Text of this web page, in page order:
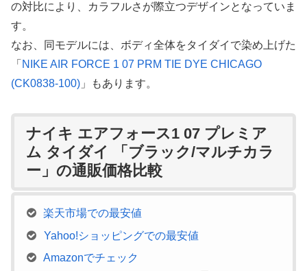
の対比により、カラフルさが際立つデザインとなっていま
す。
なお、同モデルには、ボディ全体をタイダイで染め上げた
「 NIKE AIR FORCE 1 07 PRM TIE DYE CHICAGO
(CK0838-100) 」もあります。
ナイキ エアフォース1 07 プレミア
ム タイダイ 「ブラック/マルチカラ
ー」の通販価格比較
楽天市場での最安値
Yahoo!ショッピングでの最安値
Amazonでチェック